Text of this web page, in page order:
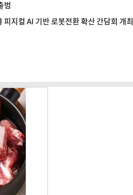
범
지컬 AI 기반 로봇전환 확산 간담회 개최